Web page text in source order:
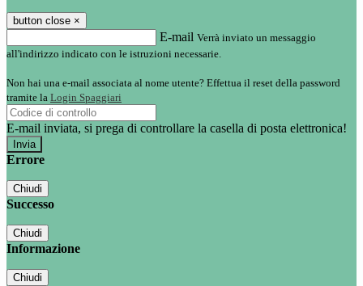
button close ×
E-mail Verrà inviato un messaggio
all'indirizzo indicato con le istruzioni necessarie.
Non hai una e-mail associata al nome utente? Effettua il reset della password
tramite la Login Spaggiari
E-mail inviata, si prega di controllare la casella di posta elettronica!
Errore
Chiudi
Successo
Chiudi
Informazione
Chiudi